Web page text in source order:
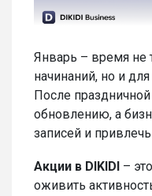
Январь – время не
начинаний, но и
После
обновлению, а
записей и
Акции в DIKIDI –
оживить